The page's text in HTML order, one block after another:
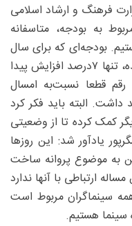
فرهنگ و ارشاد اسلامی
به بودجه، متاسفانه
بودجه‌ای که برای سال
آینده در حوزه فرهنگ در نظر گرفته شده، تنها ۷‌درصد افزایش پیدا
قطعا نسبت‌به امسال
۳۰‌درصد خواهد داشت. البته باید فکر کرد
کمک کرده تا از وضعیتی
یادآور شد: این روزها
به موضوع پروانه ساخت
ارتباطی با آنها ندارد
سینماگران مربوط است
سینما هستیم.